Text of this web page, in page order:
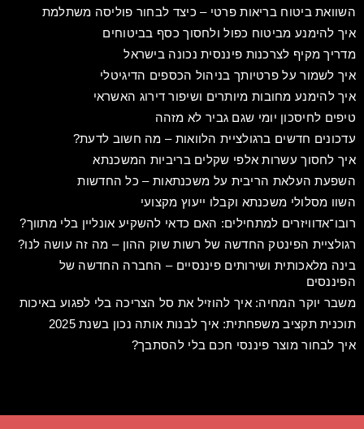
השוואת ביטוח בריאות פרטי – כיצד לבחור פוליסה משתלמת
איך להימנע מביטוח כפול ולחסוך כסף בביטוחים
מדריך מקיף לצרכנות פיננסית נכונה בישראל
איך לשמור על פרטיותך בניהול הכספים הדיגיטלי
איך להימנע מחובות מיותרים ושיפור דירוג האשראי
טיפים לחיסכון יומי שגם גביר לא מזהה
עדכונים חדשים ברגולציית הלוואות – מה חשוב לדעת?
איך לחסוך עשרות אלפי שקלים בריביות המשכנתא
השפעת העלאת הריבית על משכנתאות – כל החדשות
השוו מסלולי משכנתא וקבלו ייעוץ מקצועי
רובו־אדוויזרים למתחילים: האם כדאי להשקיע אונליין בלי מתווך?
רגולציית הפינטק החדשה של רשות שוק ההון – מה זה עושה לנו?
בינה מלאכותית ושירותים פיננסיים – החברה החדשה של
הפיננסים
משבר יוקר המחיה: איך להוזיל את סל הצריכה בלי לפגוע באיכות
תוכנית תקציב משפחתית: איך לבנות אותה נכון בשנת 2025
איך לבחור מוצר פיננסי חכם בלי להסתבך?